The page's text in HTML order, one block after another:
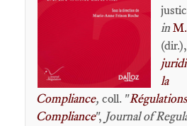
in
(dir.),
la
Compliance, coll. "
Compliance", Journal of